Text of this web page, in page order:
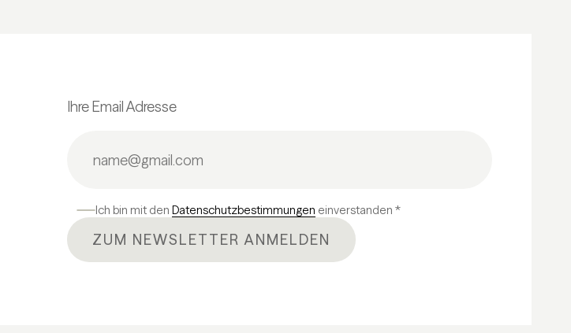
Ihre Email Adresse
Ich bin mit den Datenschutzbestimmungen einverstanden *
ZUM NEWSLETTER ANMELDEN